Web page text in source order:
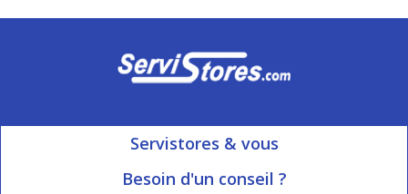
Servistores & vous
Mon compte
Besoin d'un conseil ?